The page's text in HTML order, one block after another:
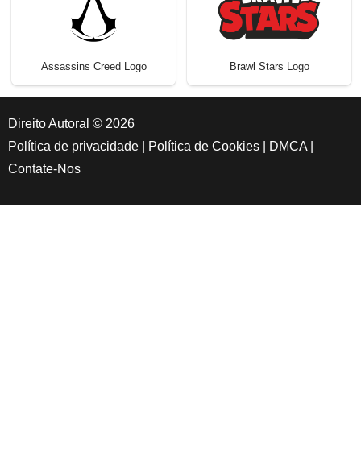
Assassins Creed Logo Brawl Stars Logo
Direito Autoral © 2026
Política de privacidade
Política de Cookies DMCA
Contate-Nos